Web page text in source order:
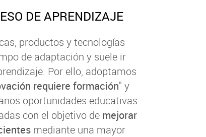
DE APRENDIZAJE
productos y tecnologías
de adaptación y suele ir
Por ello, adoptamos
requiere formación" y
oportunidades educativas
con el objetivo de mejorar
mediante una mayor